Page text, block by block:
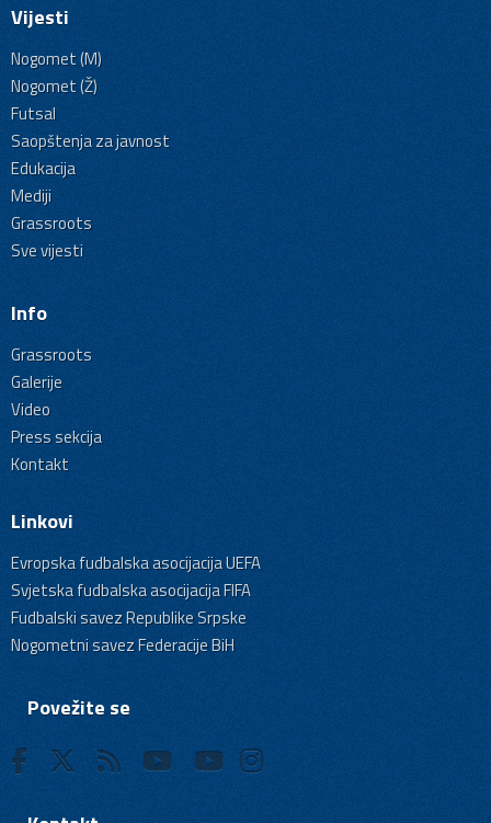
Vijesti
Nogomet (M)
Nogomet (Ž)
Futsal
Saopštenja za javnost
Edukacija
Mediji
Grassroots
Sve vijesti
Info
Grassroots
Galerije
Video
Press sekcija
Kontakt
Linkovi
Evropska fudbalska asocijacija UEFA
Svjetska fudbalska asocijacija FIFA
Fudbalski savez Republike Srpske
Nogometni savez Federacije BiH
Povežite se